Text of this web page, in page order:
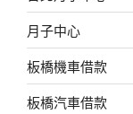
月子中心
板橋機車借款
板橋汽車借款